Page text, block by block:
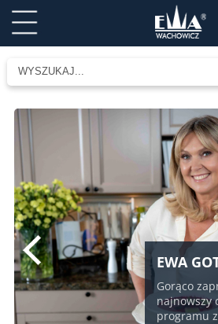
EWA
Gorąco
najnowszy
programu